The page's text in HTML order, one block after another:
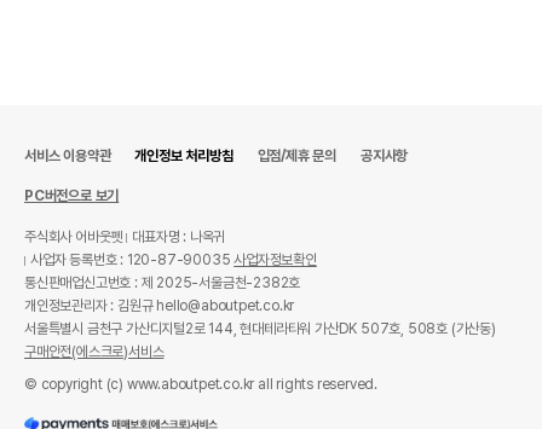
서비스 이용약관 개인정보 처리방침 입점/제휴 문의 공지사항
PC버전으로 보기
주식회사 어바웃펫
대표자명 : 나옥귀
사업자 등록번호 : 120-87-90035사업자정보확인
통신판매업신고번호 : 제 2025-서울금천-2382호
개인정보관리자 : 김원규 hello@aboutpet.co.kr
서울특별시 금천구 가산디지털2로 144, 현대테라타워 가산DK 507호, 508호 (가산동)
구매안전(에스크로)서비스
© copyright (c) www.aboutpet.co.kr all rights reserved.